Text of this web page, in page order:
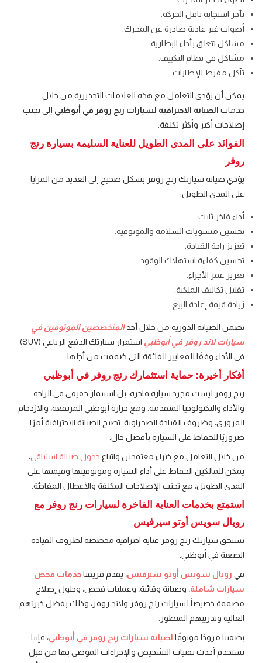
تأخر استجابة ناقل الحركة.
أصوات غير عادية صادرة عن المحرك.
مشاكل تتعلق بأداء البطارية.
مشاكل في نظام التكييف.
تآكل مفرط للإطارات.
يمكن أن يؤدي التعامل مع هذه العلامات التحذيرية من خلال
خدمات الصيانة الاحترافية لسيارات رنج روفر في أبوظبي إلى تجنب
إصلاحات أكبر وأكثر تكلفة.
الفوائد على المدى الطويل للعناية السليمة بسيارة رنج
روفر
يؤدي صيانة سيارتك رنج روفر بشكل صحيح إلى العديد من المزايا
على المدى الطويل:
أداء فاخر ثابت.
تحسين مستويات السلامة والموثوقية.
تعزيز راحة القيادة.
تحسين كفاءة استهلاك الوقود.
تعزيز عمر الأجزاء.
تقليل تكاليف الملكية.
زيادة قيمة إعادة البيع.
تضمن الصيانة الدورية من خلال أحدالمتخصصين الموثوقين في
سيارات لاند روفر في أبوظبي
استمرار سيارتك الدفع الرباعي (SUV)
في الأداء وفقًا للمعايير الفائقة التي صُممت من أجلها.
أفكار أخيرة: حماية استثمارك رنج روفر في أبوظبي
رنج روفر ليست مجرد سيارة فاخرة، بل استثمار حقيقي في الراحة
والأداء والتكنولوجيا المتقدمة. ومع حرارة أبوظبي المرتفعة، والازدحام
المروري، وظروف القيادة الصحراوية، تصبح الصيانة الاحترافية أمرًا
ضروريًا للحفاظ على السيارة بأفضل حال.
من خلال التعامل مع خبراء معتمدين واتباع جدول صيانة استباقي،
يمكن للمالكين الحفاظ على أداء السيارة وموثوقيتها وقيمتها على
المدى الطويل، مع تجنب الإصلاحات المكلفة والأعطال المفاجئة.
استمتع بخدمات العناية الفاخرة لسيارات رنج روفر مع
رويال سويس أوتو سيرفيس
تستحق سيارتك رنج روفر عناية احترافية مخصصة لظروف القيادة
الصعبة في أبوظبي.
في رويال سويس أوتو سيرفيس، يقدم فريقناخدمات فحص
سيارات شاملة، وصيانة وقائية، وعمليات فحص، وحلول إصلاح
مصممة خصيصاً لسيارات رنج روفر ولاند روفر، وذلك بفضل خبرتهم
العالية وتدريبهم المتطور.
بصفتنا مزودًا موثوقًا لصيانة سيارات رنج روفر في أبوظبي، فإننا
نستخدم أحدث تقنيات التشخيص والإجراءات الموصى بها من قبل